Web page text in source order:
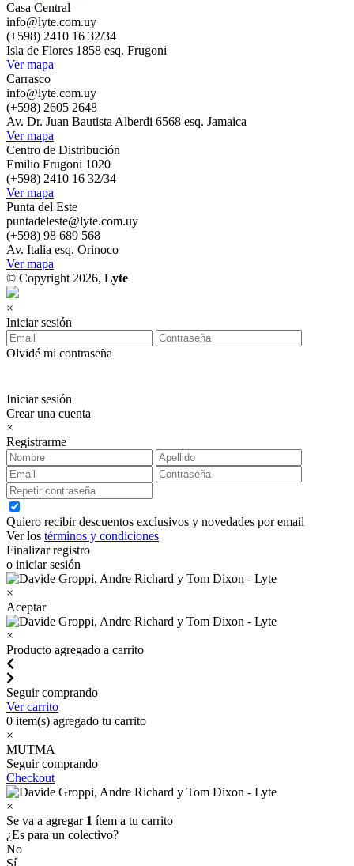
Casa Central
info@lyte.com.uy
(+598) 2410 16 32/34
Isla de Flores 1858 esq. Frugoni
Ver mapa
Carrasco
info@lyte.com.uy
(+598) 2605 2648
Av. Dr. Juan Bautista Alberdi 6568 esq. Jamaica
Ver mapa
Centro de Distribución
Emilio Frugoni 1020
(+598) 2410 16 32/34
Ver mapa
Punta del Este
puntadeleste@lyte.com.uy
(+598) 98 689 568
Av. Italia esq. Orinoco
Ver mapa
© Copyright 2026, Lyte
×
Iniciar sesión
Olvidé mi contraseña
Iniciar sesión
Crear una cuenta
×
Registrarme
Quiero recibir descuentos exclusivos y novedades por email
Ver los términos y condiciones
Finalizar registro
o iniciar sesión
×
Aceptar
×
Producto agregado a carrito
Seguir comprando
Ver carrito
0 item(s) agregado tu carrito
×
MUTMA
Seguir comprando
Checkout
×
Se va a agregar 1 ítem a tu carrito
¿Es para un colectivo?
No
Sí